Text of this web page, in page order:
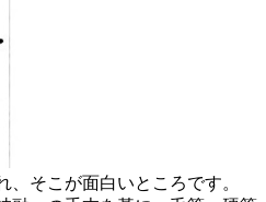
そこが面白いところです。